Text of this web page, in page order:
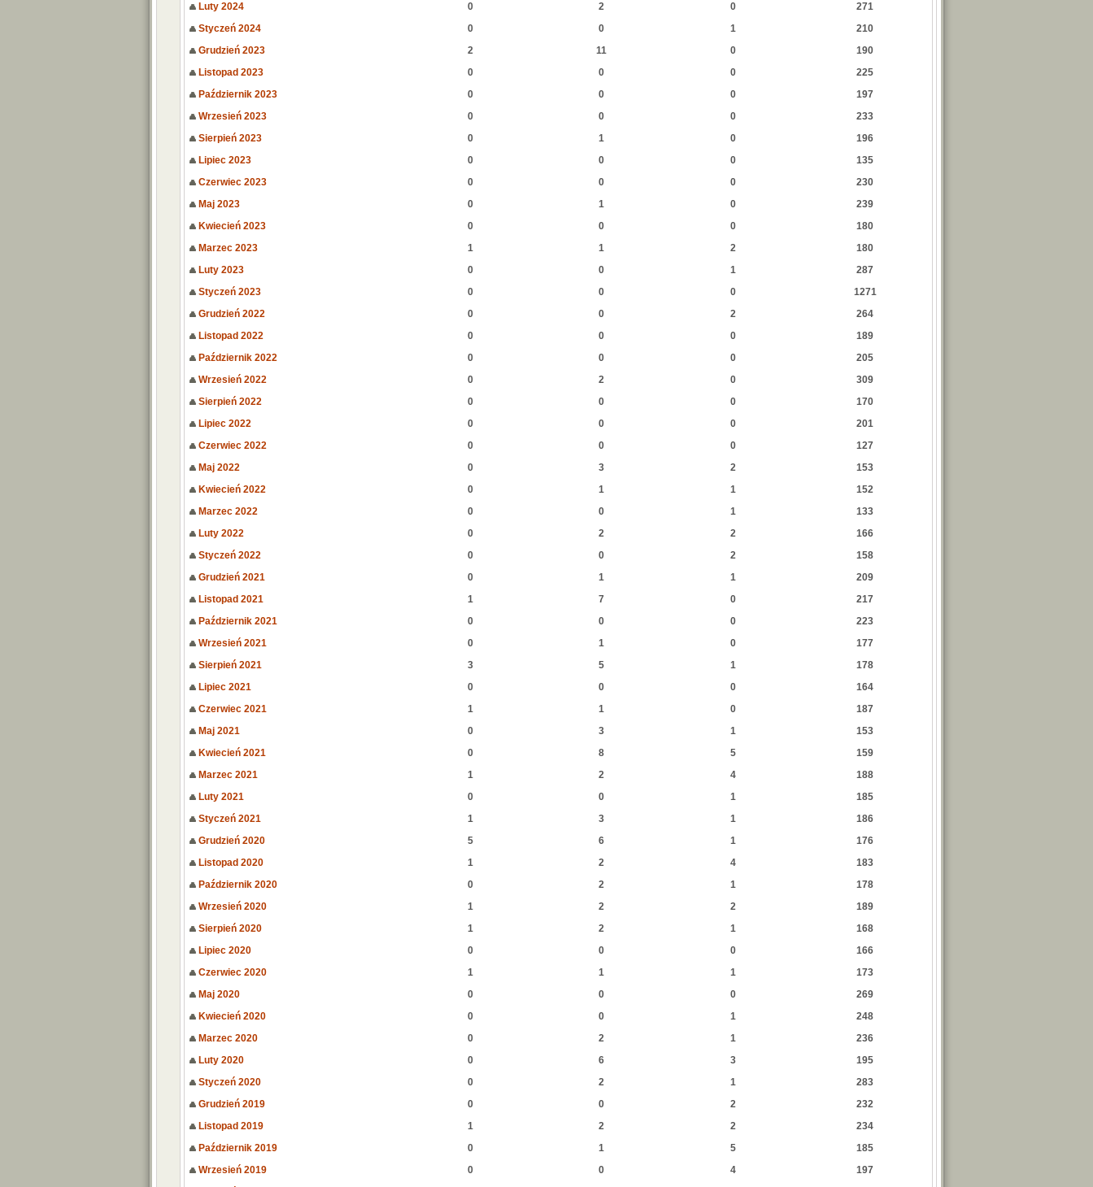
Luty 2024
0 2 0
271
Styczeń 2024
0 0 1
210
Grudzień 2023
2 11 0
190
Listopad 2023
0 0 0
225
Październik 2023
0 0 0
197
Wrzesień 2023
0 0 0
233
Sierpień 2023
0 1 0
196
Lipiec 2023
0 0 0
135
Czerwiec 2023
0 0 0
230
Maj 2023
0 1 0
239
Kwiecień 2023
0 0 0
180
Marzec 2023
1 1 2
180
Luty 2023
0 0 1
287
Styczeń 2023
0 0 0
1271
Grudzień 2022
0 0 2
264
Listopad 2022
0 0 0
189
Październik 2022
0 0 0
205
Wrzesień 2022
0 2 0
309
Sierpień 2022
0 0 0
170
Lipiec 2022
0 0 0
201
Czerwiec 2022
0 0 0
127
Maj 2022
0 3 2
153
Kwiecień 2022
0 1 1
152
Marzec 2022
0 0 1
133
Luty 2022
0 2 2
166
Styczeń 2022
0 0 2
158
Grudzień 2021
0 1 1
209
Listopad 2021
1 7 0
217
Październik 2021
0 0 0
223
Wrzesień 2021
0 1 0
177
Sierpień 2021
3 5 1
178
Lipiec 2021
0 0 0
164
Czerwiec 2021
1 1 0
187
Maj 2021
0 3 1
153
Kwiecień 2021
0 8 5
159
Marzec 2021
1 2 4
188
Luty 2021
0 0 1
185
Styczeń 2021
1 3 1
186
Grudzień 2020
5 6 1
176
Listopad 2020
1 2 4
183
Październik 2020
0 2 1
178
Wrzesień 2020
1 2 2
189
Sierpień 2020
1 2 1
168
Lipiec 2020
0 0 0
166
Czerwiec 2020
1 1 1
173
Maj 2020
0 0 0
269
Kwiecień 2020
0 0 1
248
Marzec 2020
0 2 1
236
Luty 2020
0 6 3
195
Styczeń 2020
0 2 1
283
Grudzień 2019
0 0 2
232
Listopad 2019
1 2 2
234
Październik 2019
0 1 5
185
Wrzesień 2019
0 0 4
197